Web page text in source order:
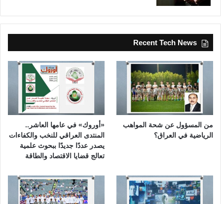
Recent Tech News
من المسؤول عن شحة المواهب
الرياضية في العراق؟
«أوروك» في عامها العاشر..
المنتدى العراقي للنخب والكفاءات
يصدر عددًا جديدًا ببحوث علمية
تعالج قضايا الاقتصاد والطاقة